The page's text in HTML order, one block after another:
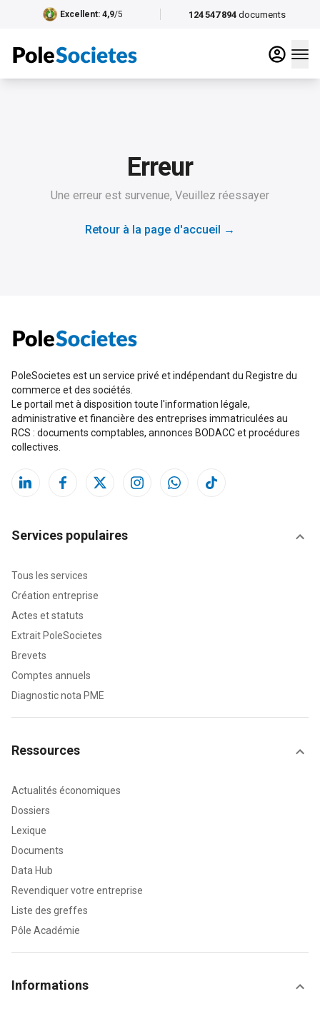
124 547 894 documents
Excellent: 4,9/5
Erreur
Une erreur est survenue, Veuillez réessayer
Retour à la page d'accueil →
PoleSocietes est un service privé et indépendant du Registre du
commerce et des sociétés.
Le portail met à disposition toute l'information légale,
administrative et financière des entreprises immatriculées au
RCS : documents comptables, annonces BODACC et procédures
collectives.
Services populaires
Tous les services
Création entreprise
Actes et statuts
Extrait PoleSocietes
Brevets
Comptes annuels
Diagnostic nota PME
Ressources
Actualités économiques
Dossiers
Lexique
Documents
Data Hub
Revendiquer votre entreprise
Liste des greffes
Pôle Académie
Informations